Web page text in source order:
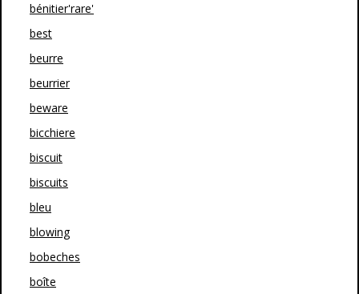
bénitier'rare'
best
beurre
beurrier
beware
bicchiere
biscuit
biscuits
bleu
blowing
bobeches
boîte